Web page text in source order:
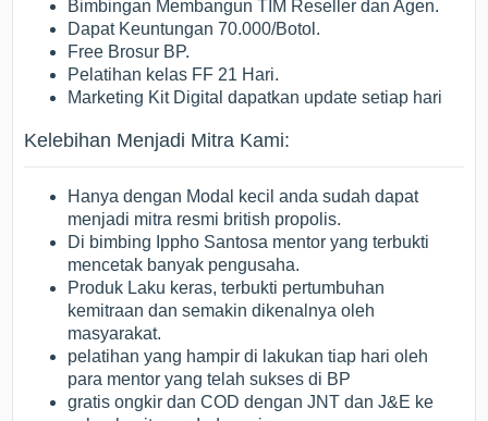
Bimbingan Membangun TIM Reseller dan Agen.
Dapat Keuntungan 70.000/Botol.
Free Brosur BP.
Pelatihan kelas FF 21 Hari.
Marketing Kit Digital dapatkan update setiap hari
Kelebihan Menjadi Mitra Kami:
Hanya dengan Modal kecil anda sudah dapat
menjadi mitra resmi british propolis.
Di bimbing Ippho Santosa mentor yang terbukti
mencetak banyak pengusaha.
Produk Laku keras, terbukti pertumbuhan
kemitraan dan semakin dikenalnya oleh
masyarakat.
pelatihan yang hampir di lakukan tiap hari oleh
para mentor yang telah sukses di BP
gratis ongkir dan COD dengan JNT dan J&E ke